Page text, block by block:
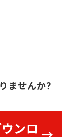
ませんか？
ンロ